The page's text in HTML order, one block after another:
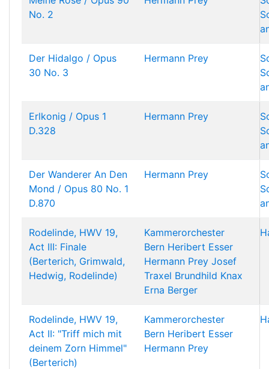
No. 2
Der Hidalgo / Opus
30 No. 3
Hermann Prey
Erlkonig / Opus 1
D.328
Hermann Prey
Der Wanderer An Den
Mond / Opus 80 No. 1
D.870
Hermann Prey
Rodelinde, HWV 19,
Act III: Finale
(Berterich, Grimwald,
Hedwig, Rodelinde)
Kammerorchester
Bern Heribert Esser
Hermann Prey Josef
Traxel Brundhild Knax
Erna Berger
Rodelinde, HWV 19,
Act II: "Triff mich mit
deinem Zorn Himmel"
(Berterich)
Kammerorchester
Bern Heribert Esser
Hermann Prey